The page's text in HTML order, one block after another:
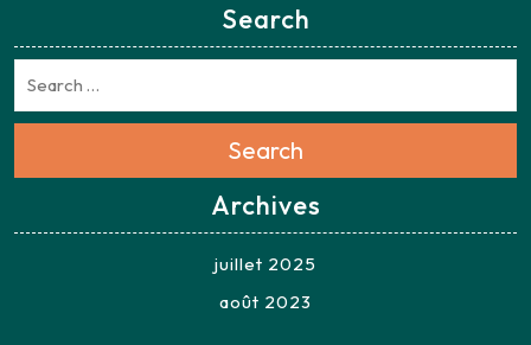
Search
Search
Archives
juillet 2025
août 2023